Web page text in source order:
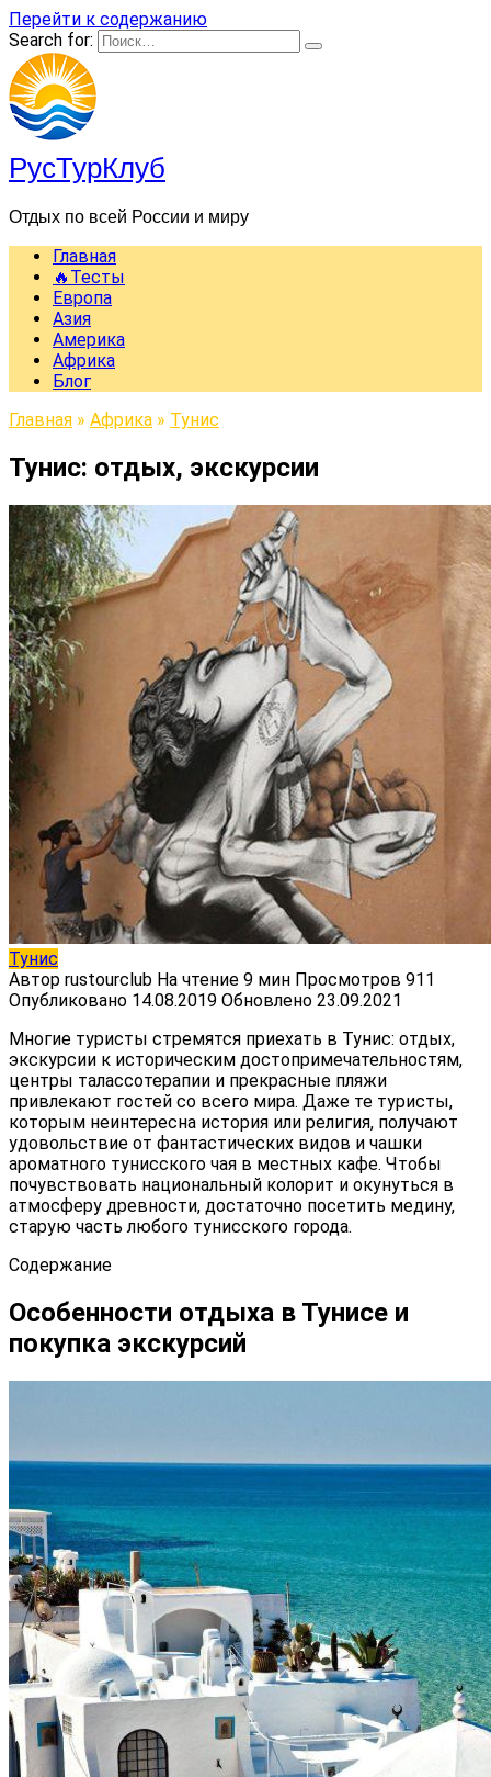
Перейти к содержанию
Search for:
РусТурКлуб
Отдых по всей России и миру
Главная
🔥Тесты
Европа
Азия
Америка
Африка
Блог
Главная » Африка » Тунис
Тунис: отдых, экскурсии
Тунис
Автор rustourclub На чтение 9 мин Просмотров 911
Опубликовано 14.08.2019 Обновлено 23.09.2021
Многие туристы стремятся приехать в Тунис: отдых,
экскурсии к историческим достопримечательностям,
центры талассотерапии и прекрасные пляжи
привлекают гостей со всего мира. Даже те туристы,
которым неинтересна история или религия, получают
удовольствие от фантастических видов и чашки
ароматного тунисского чая в местных кафе. Чтобы
почувствовать национальный колорит и окунуться в
атмосферу древности, достаточно посетить медину,
старую часть любого тунисского города.
Содержание
Особенности отдыха в Тунисе и
покупка экскурсий